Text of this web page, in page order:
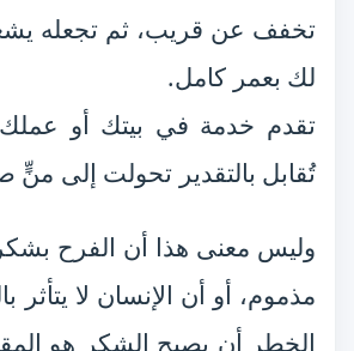
تخفف عن قريب، ثم تجعله
لك بعمر كامل.
تقدم خدمة في بيتك أو
تُقابل بالتقدير تحولت إلى
وليس معنى هذا أن الفرح
مذموم، أو أن الإنسان لا يتأثر
الخطر أن يصبح الشكر هو